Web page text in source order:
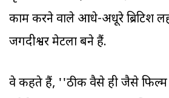
काम करने वाले आधे-अधूरे ब्रिटिश
जगदीश्वर मेटला बने हैं.
वे कहते हैं, ''ठीक वैसे ही जैसे फिल्म